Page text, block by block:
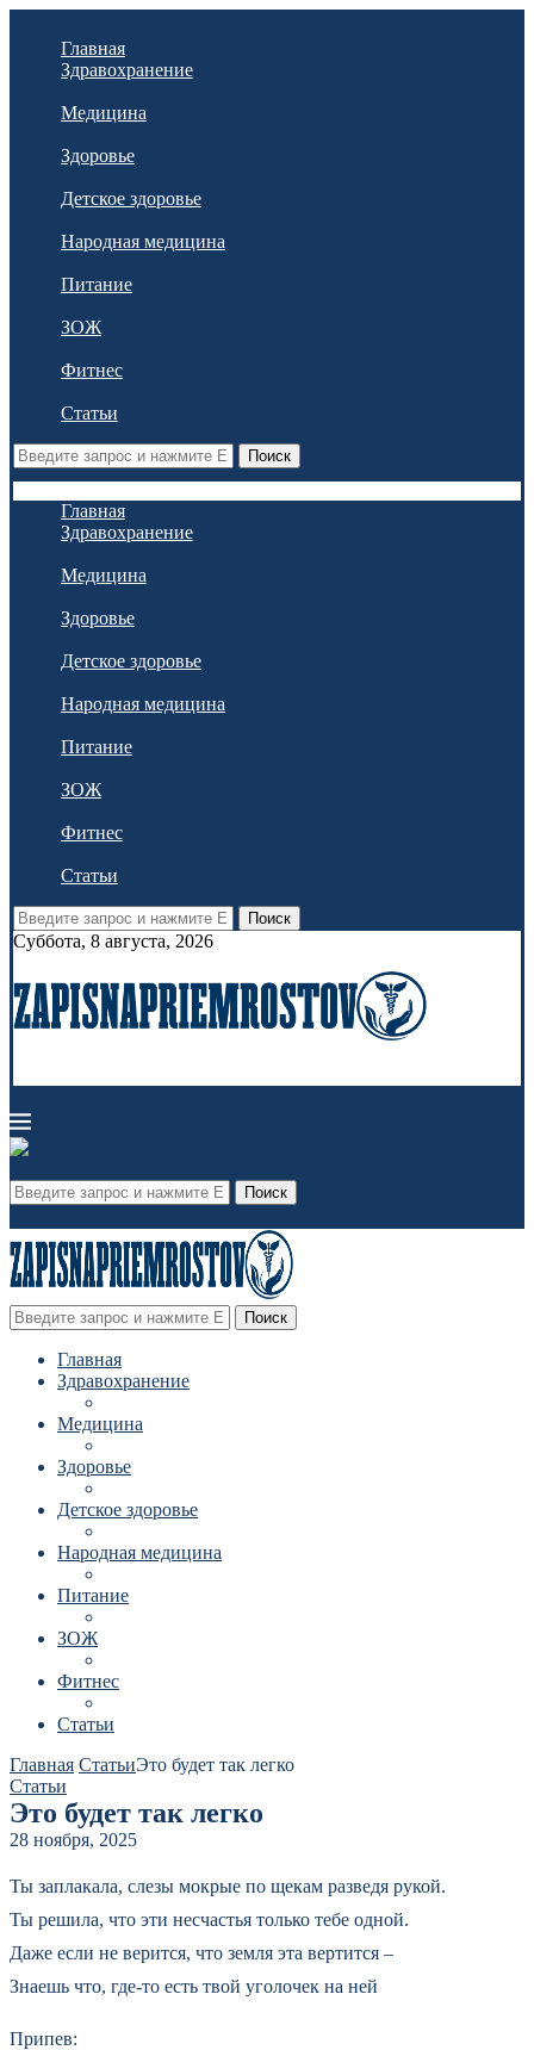
Главная
Здравохранение
Медицина
Здоровье
Детское здоровье
Народная медицина
Питание
ЗОЖ
Фитнес
Статьи
Поиск
Главная
Здравохранение
Медицина
Здоровье
Детское здоровье
Народная медицина
Питание
ЗОЖ
Фитнес
Статьи
Поиск
Суббота, 8 августа, 2026
Поиск
Поиск
Главная
Здравохранение
Медицина
Здоровье
Детское здоровье
Народная медицина
Питание
ЗОЖ
Фитнес
Статьи
Главная СтатьиЭто будет так легко
Статьи
Это будет так легко
28 ноября, 2025
Ты заплакала, слезы мокрые по щекам разведя рукой.
Ты решила, что эти несчастья только тебе одной.
Даже если не верится, что земля эта вертится –
Знаешь что, где-то есть твой уголочек на ней
Припев: